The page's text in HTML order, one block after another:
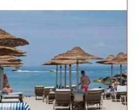
KOKTEL BAČEN NA
HOTEL
Buknula velika vatra,
katastrofu
BROJ ZARAŽENIH:
situacija i u Grčkoj